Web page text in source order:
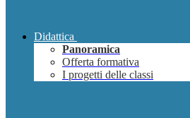
Didattica
Panoramica
Offerta formativa
I progetti delle classi